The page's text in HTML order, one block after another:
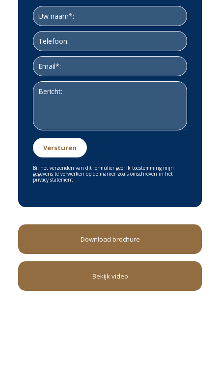
Bij het verzenden van dit formulier geef ik toestemming mijn
gegevens te verwerken op de manier zoals omschreven in het
privacy statement.
Download brochure
Bekijk video